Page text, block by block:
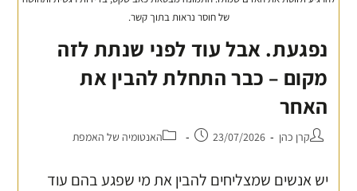
של חוסר נראות בתוך קשר.
נפגעת. אבל עוד לפני שנתת לזה
מקום – כבר התחלת להבין את
האחר
קרן כהן 23/07/2026 האנטומיה של האמפת
יש אנשים שמצליחים להבין את מי שפגע בהם עוד